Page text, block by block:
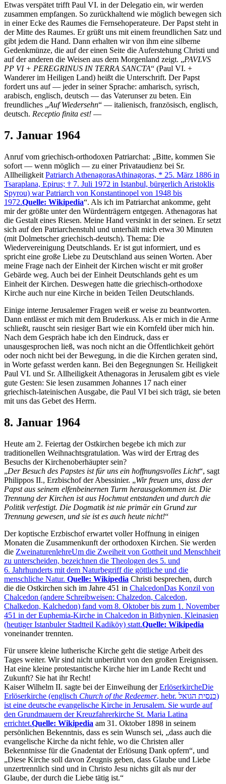
Etwas verspätet trifft Paul VI. in der Delegatio ein, wir werden
zusammen empfangen. So zurückhaltend wie möglich bewegen sich
in einer Ecke des Raumes die Fernsehoperateure. Der Papst steht in
der Mitte des Raumes. Er grüßt uns mit einem freundlichen Satz und
gibt jedem die Hand. Dann erhalten wir von ihm eine silberne
Gedenkmünze, die auf der einen Seite die Auferstehung Christi und
auf der anderen die Weisen aus dem Morgenland zeigt.
PAVLVS
PP VI + PEREGRINUS IN TERRA SANCTA
(Paul VI. +
Wanderer im Heiligen Land) heißt die Unterschrift. Der Papst
fordert uns auf — jeder in seiner Sprache: amharisch, syrisch,
arabisch, englisch, deutsch — das Vaterunser zu beten. Ein
freundliches
Auf Wiedersehn
— italienisch, französisch, englisch,
deutsch. Receptio finita est! —
7. Januar 1964
Anruf vom griechisch-orthodoxen Patriarchat:
Bitte, kommen Sie
sofort — wenn möglich — zu einer Privataudienz bei Sr.
Allheiligkeit Patriarch AthenagorasAthinagoras, * 25. März 1886 in
Tsaraplana, Epirus; † 7. Juli 1972 in Istanbul, bürgerlich Aristoklis
Spyrou) war Patriarch von Konstantinopel von 1948 bis
1972.Quelle: Wikipedia . Als ich im Patriarchat ankomme, geht
mir der größte unter den Würdenträgern entgegen. Athenagoras hat
die Gestalt eines Riesen. Meine Hand versinkt in der seinen. Er setzt
sich auf den Patriarchenstuhl und unterhält mich etwa 30 Minuten
(mit Dolmetscher griechisch-deutsch). Thema: Die
Wiedervereinigung Deutschlands. Er ist gut informiert, und es
spricht eine große Liebe zu Deutschland aus seinen Worten. Aber
meine Frage nach der Einheit der Kirchen wischt er mit großer
Gebärde weg. Auch bei der Einheit Deutschlands geht es um
Einheit der Kirchen. Deswegen hatte die griechisch-orthodoxe
Kirche auch nur eine Kirche in beiden Teilen Deutschlands.
Einige interne Jerusalemer Fragen weiß er weise zu beantworten.
Dann entlässt er mich mit dem Bruderkuss. Als er mich in die Arme
schließt, rauscht sein riesiger Bart wie ein Kornfeld über mich hin.
Nach dem Gespräch habe ich den Eindruck, dass er
unausgesprochen ließ, was noch nicht an die Öffentlichkeit gehört
oder noch nicht bei der Bewegung, in die die Kirchen geraten sind,
in Worte gefasst werden kann. Bei den Begegnungen Sr. Heiligkeit
Paul VI. und Sr. Allheiligkeit Athenagoras in Jerusalem gibt es viele
gute Gesten: Sie lesen zusammen Johannes 17 nach einer
griechisch-lateinischen Ausgabe, die Paul VI bei sich trägt, sie beten
mit uns das Gebet des Herrn.
8. Januar 1964
Heute am 2. Feiertag der Ostkirchen begebe ich mich zur
traditionellen Weihnachtsgratulation. Was wird der Ertrag des
Besuchs der Kirchenoberhäupter sein?
Der Besuch des Papstes ist für uns ein hoffnungsvolles Licht , sagt
Philippos II., Erzbischof der Abessinier.
Wir freuen uns, dass der
Papst aus seinem elfenbeinernen Turm herausgekommen ist. Die
Trennung der Kirchen ist aus Hochmut entstanden und durch die
Politik verfestigt. Die Dogmatik ist nie primär ein Grund zur
Trennung gewesen, und sie ist es auch heute nicht!
Der koptische Erzbischof erwartet voller Hoffnung in einigen
Monaten die Zusammenkunft der orthodoxen Kirchen. Sie werden
die ZweinaturenlehreUm die Zweiheit von Gottheit und Menschheit
zu unterscheiden, bezeichnen die Theologen des 5. und
6. Jahrhunderts mit dem Naturbegriff die göttliche und die
menschliche Natur. Quelle: Wikipedia Christi besprechen, durch
die die Ostkirchen sich im Jahre 451 in ChalcedonDas Konzil von
Chalcedon (andere Schreibweisen: Chalzedon, Calcedon,
Chalkedon, Kalchedon) fand vom 8. Oktober bis zum 1. November
451 in der Euphemia-Kirche in Chalcedon in Bithynien, Kleinasien
(heutiger Istanbuler Stadtteil Kadiköy) statt.Quelle: Wikipedia
voneinander trennten.
Für unsere kleine lutherische Kirche geht die stetige Arbeit des
Tages weiter. Wir sind nicht unberührt von den großen Ereignissen.
Hat eine kleine protestantische Kirche hier im Lande Recht und
Zukunft? Sie hat ihr Recht!
Kaiser Wilhelm II. sagte bei der Einweihung derErlöserkircheDie
Erlöserkirche (englisch Church of the Redeemer כנסית הגואל‎)
ist eine deutsche evangelische Kirche in Jerusalem. Sie wurde auf
den Grundmauern der Kreuzfahrerkirche St. Maria Latina
errichtet.Quelle: Wikipedia am 31. Oktober 1898 in seinem
persönlichen Bekenntnis, dass es sein Wunsch sei,
dass auch die
evangelische Kirche da nicht fehle, wo die Christen aller
Bekenntnisse für die Gnadentat der Erlösung Dank opfern , und
Diese Kirche soll davon Zeugnis geben, dass Glaube und Liebe
unzertrennlich sind und in Christo Jesu nichts gilt als nur der
Glaube, der durch die Liebe tätig ist.